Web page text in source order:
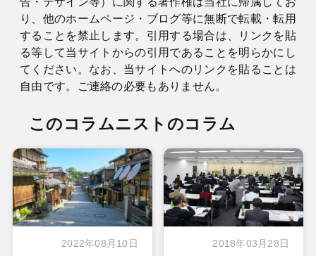
り、他のホームページ・ブログ等に無断で転載・転用
することを禁止します。引用する場合は、リンクを貼
る等して当サイトからの引用であることを明らかにし
てください。なお、当サイトへのリンクを貼ることは
自由です。ご連絡の必要もありません。
このコラムニストのコラム
2022年08月10日 2018年03月28日